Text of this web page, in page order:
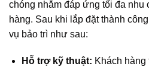
chóng nhằm đáp ứng tối đa nhu
hàng. Sau khi lắp đặt thành
vụ bảo trì như sau:
Hỗ trợ kỹ thuật: Khách